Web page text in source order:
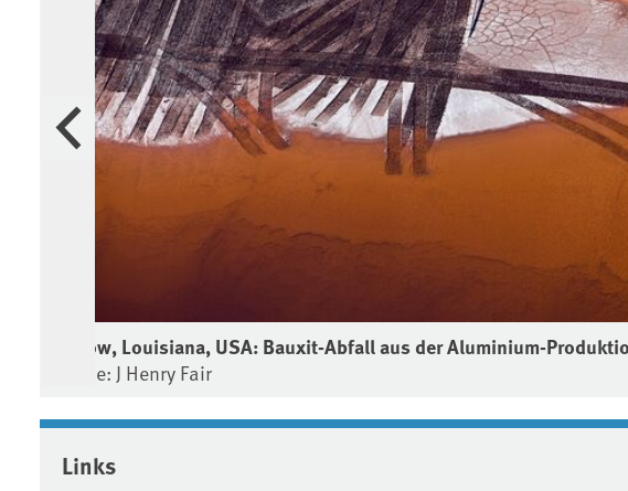
Darrow, Louisiana, USA: Bauxit-Abfall aus der Aluminium-
Quelle: J Henry Fair
Vorherige
Associated content
Links